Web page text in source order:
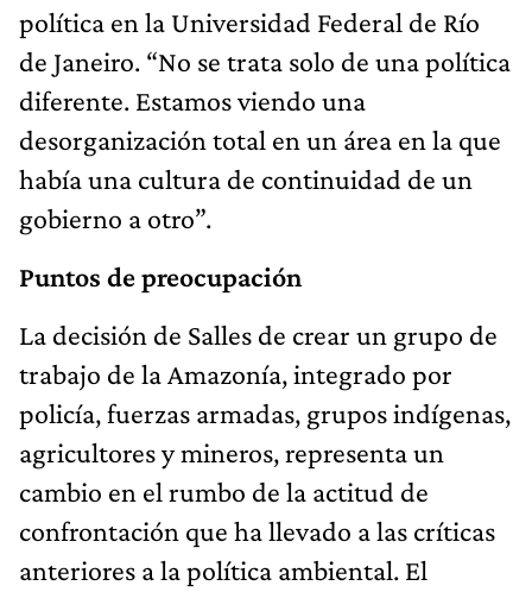
política en la Universidad Federal de Río
de Janeiro. “No se trata solo de una política
diferente. Estamos viendo una
desorganización total en un área en la que
había una cultura de continuidad de un
gobierno a otro”.
Puntos de preocupación
La decisión de Salles de crear un grupo de
trabajo de la Amazonía, integrado por
policía, fuerzas armadas, grupos indígenas,
agricultores y mineros, representa un
cambio en el rumbo de la actitud de
confrontación que ha llevado a las críticas
anteriores a la política ambiental. El